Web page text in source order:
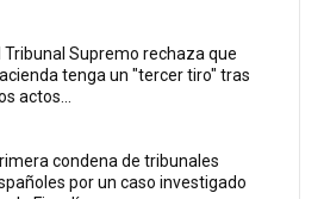
Tribunal Supremo rechaza que
tenga un "tercer tiro" tras
actos...
condena de tribunales
por un caso investigado